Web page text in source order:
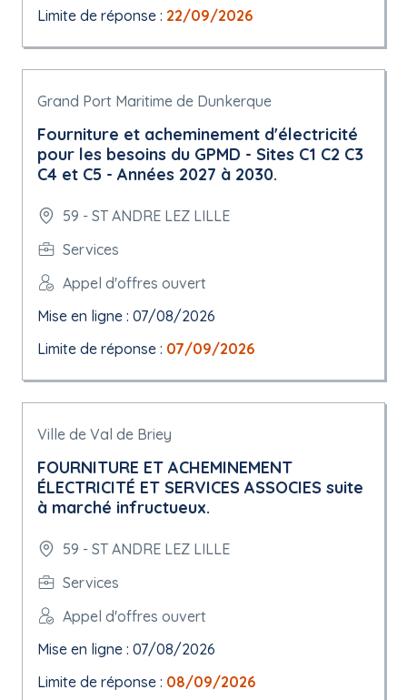
Limite de réponse : 22/09/2026
Grand Port Maritime de Dunkerque
Fourniture et acheminement d'électricité
pour les besoins du GPMD - Sites C1 C2 C3
C4 et C5 - Années 2027 à 2030.
59 - ST ANDRE LEZ LILLE
Services
Appel d'offres ouvert
Mise en ligne : 07/08/2026
Limite de réponse : 07/09/2026
Ville de Val de Briey
FOURNITURE ET ACHEMINEMENT
ÉLECTRICITÉ ET SERVICES ASSOCIES suite
à marché infructueux.
59 - ST ANDRE LEZ LILLE
Services
Appel d'offres ouvert
Mise en ligne : 07/08/2026
Limite de réponse : 08/09/2026